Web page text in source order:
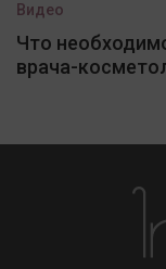
Видео
Что
врача-